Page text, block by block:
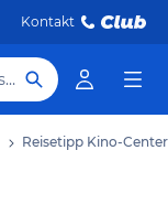
Kontakt
Hotel, Reiseziel
Reisetipp Kino-Center